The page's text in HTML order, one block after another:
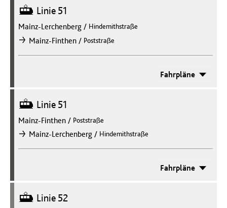
Straßenbahn
Linie 51
Mainz-Lerchenberg / Hindemithstraße
nachMainz-Finthen / Poststraße
Fahrpläne
Straßenbahn
Linie 51
Mainz-Finthen / Poststraße
nachMainz-Lerchenberg / Hindemithstraße
Fahrpläne
Straßenbahn
Linie 52